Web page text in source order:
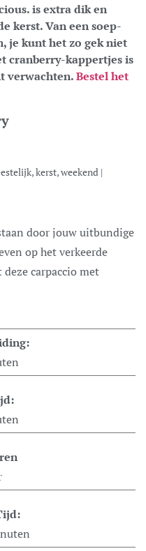
is extra dik en
kerst. Van een soep-
je kunt het zo gek niet
cranberry-kappertjes is
verwachten.Bestel het
kerst, weekend |
op het verkeerde
carpaccio met